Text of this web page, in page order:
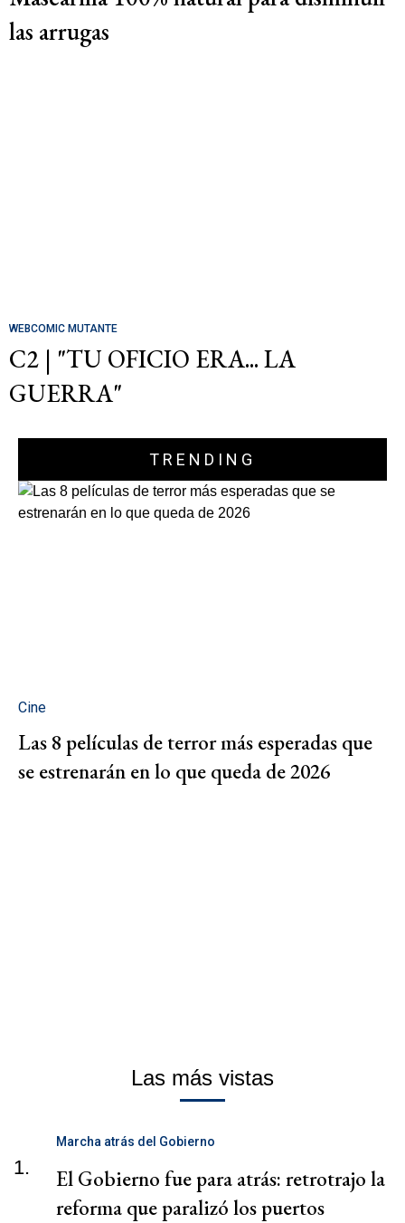
las arrugas
WEBCOMIC MUTANTE
C2 | "TU OFICIO ERA... LA
GUERRA"
TRENDING
Cine
Las 8 películas de terror más esperadas que
se estrenarán en lo que queda de 2026
Las más vistas
1.
Marcha atrás del Gobierno
El Gobierno fue para atrás: retrotrajo la
reforma que paralizó los puertos